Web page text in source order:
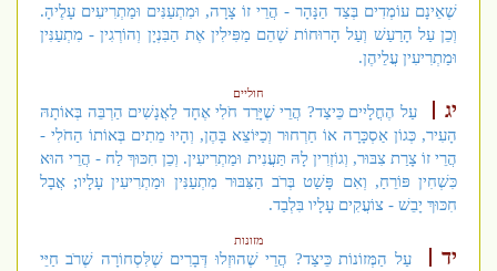
שֶׁאֵינָם עוֹמְדִים בְּצַד הַנָּהָר - הֲרֵי זוֹ צָרָה, וּמִתְעַנִּים וּמַתְרִיעִים עָלֶיהָ.
וְכֵן עַל הָרַעַשׁ וְעַל הָרוּחוֹת שֶׁהֵם מַפִּילִין אֶת הַבִּנְיָן וְהוֹרְגִין - מִתְעַנִּין
וּמַתְרִיעִין עֲלֵיהֶן.
חוליים
יג
עַל הֶחֳלָיִים כֵּיצַד? הֲרֵי שֶׁיָּרַד חֹלִי אֶחָד לַאֲנָשִׁים הַרְבֵּה בְּאוֹתָהּ
הָעִיר, כְּגוֹן אַסְכָּרָה אוֹ חַרְחוּר וְכַיּוֹצֵא בָּהֶן, וְהָיוּ מֵתִים בְּאוֹתוֹ הַחֹלִי -
הֲרֵי זוֹ צָרַת צִבּוּר, וְגוֹזְרִין לָהּ תַּעֲנִית וּמַתְרִיעִין. וְכֵן חִכּוּךְ לַח - הֲרֵי הוּא
כִּשְׁחִין פּוֹרֵחַ, וְאִם פָּשַׁט בְּרֹב הַצִּבּוּר מִתְעַנִּין וּמַתְרִיעִין עָלָיו; אֲבָל
חִכּוּךְ יָבֵשׁ - צוֹעֲקִים עָלָיו בִּלְבַד.
מזונות
יד
עַל הַמְּזוֹנוֹת כֵּיצַד? הֲרֵי שֶׁהוּזְלוּ דְּבָרִים שֶׁלִּסְחוֹרָה שֶׁרֹב חַיֵּי